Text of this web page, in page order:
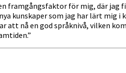
framgångsfaktor för mig, där
kunskaper som jag har lärt mig i
att nå en god språknivå, vilken